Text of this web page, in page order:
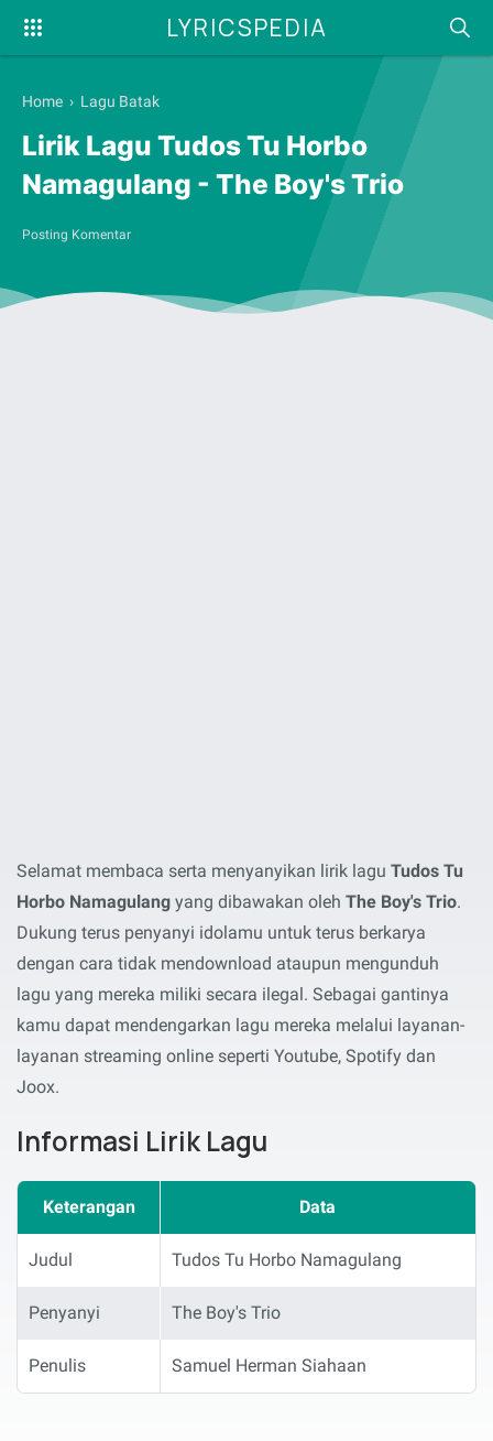
LYRICSPEDIA
Home › Lagu Batak
Lirik Lagu Tudos Tu Horbo
Namagulang - The Boy's Trio
Posting Komentar
Selamat membaca serta menyanyikan lirik lagu Tudos Tu
Horbo Namagulang yang dibawakan oleh The Boy's Trio.
Dukung terus penyanyi idolamu untuk terus berkarya
dengan cara tidak mendownload ataupun mengunduh
lagu yang mereka miliki secara ilegal. Sebagai gantinya
kamu dapat mendengarkan lagu mereka melalui layanan-
layanan streaming online seperti Youtube, Spotify dan
Joox.
Informasi Lirik Lagu
Keterangan Data
Judul Tudos Tu Horbo Namagulang
Penyanyi The Boy's Trio
Penulis Samuel Herman Siahaan